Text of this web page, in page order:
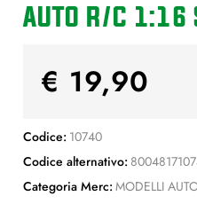
AUTO R/C 1:16
€ 19,90
Codice: 10740
Codice alternativo:
Categoria Merc: MODELLI